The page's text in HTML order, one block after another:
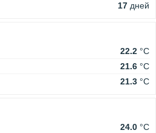
17 дней
22.2 °C
21.6 °C
21.3 °C
24.0 °C